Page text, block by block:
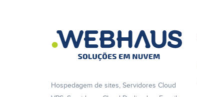
Hospedagem de sites, Servidores Cloud